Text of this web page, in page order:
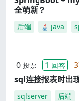
全萌新？
后端 java
0 投票 1 回答
sql连接报表时出
sqlserver 后端